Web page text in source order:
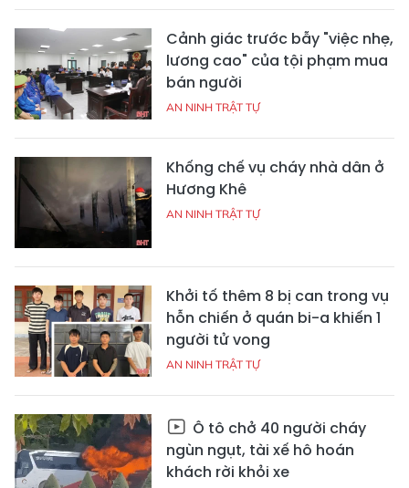
Cảnh giác trước bẫy "việc nhẹ,
lương cao" của tội phạm mua
bán người
AN NINH TRẬT TỰ
Khống chế vụ cháy nhà dân ở
Hương Khê
AN NINH TRẬT TỰ
Khởi tố thêm 8 bị can trong vụ
hỗn chiến ở quán bi-a khiến 1
người tử vong
AN NINH TRẬT TỰ
Ô tô chở 40 người cháy
ngùn ngụt, tài xế hô hoán
khách rời khỏi xe